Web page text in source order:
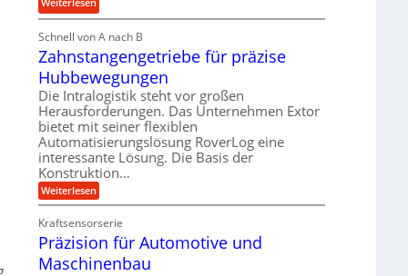
i
m
V
e
r
g
l
e
i
c
h
g
e
u
g
e
l
g
w
i
n
d
e
i
g
e
r
t
m
s
a
t
z
u
n
d
A
u
M
e
h
A
r
b
e
i
t
s
l
o
s
e
Schnell von A nach B
Zahnstangengetriebe für präzise
Hubbewegungen
Die Intralogistik steht vor großen
Herausforderungen. Das Unternehmen Extor
bietet mit seiner flexiblen
Automatisierungslösung RoverLog eine
interessante Lösung. Die Basis der
Konstruktion…
Weiterlesen:
Z
h
n
s
t
Kraftsensorserie
Präzision für Automotive und
Maschinenbau